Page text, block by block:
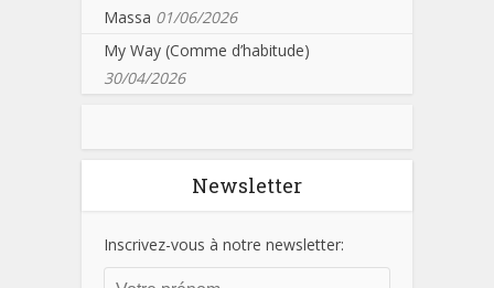
Massa 01/06/2026
My Way (Comme d’habitude)
30/04/2026
Newsletter
Inscrivez-vous à notre newsletter: